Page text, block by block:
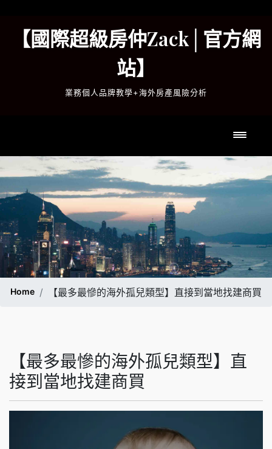
content【國際超級房仲Zack│官方網
站】
業務個人品牌教學+海外房產風險分析
Home 【最多最慘的海外孤兒類型】直接到當地找建商買
【最多最慘的海外孤兒類型】直
接到當地找建商買